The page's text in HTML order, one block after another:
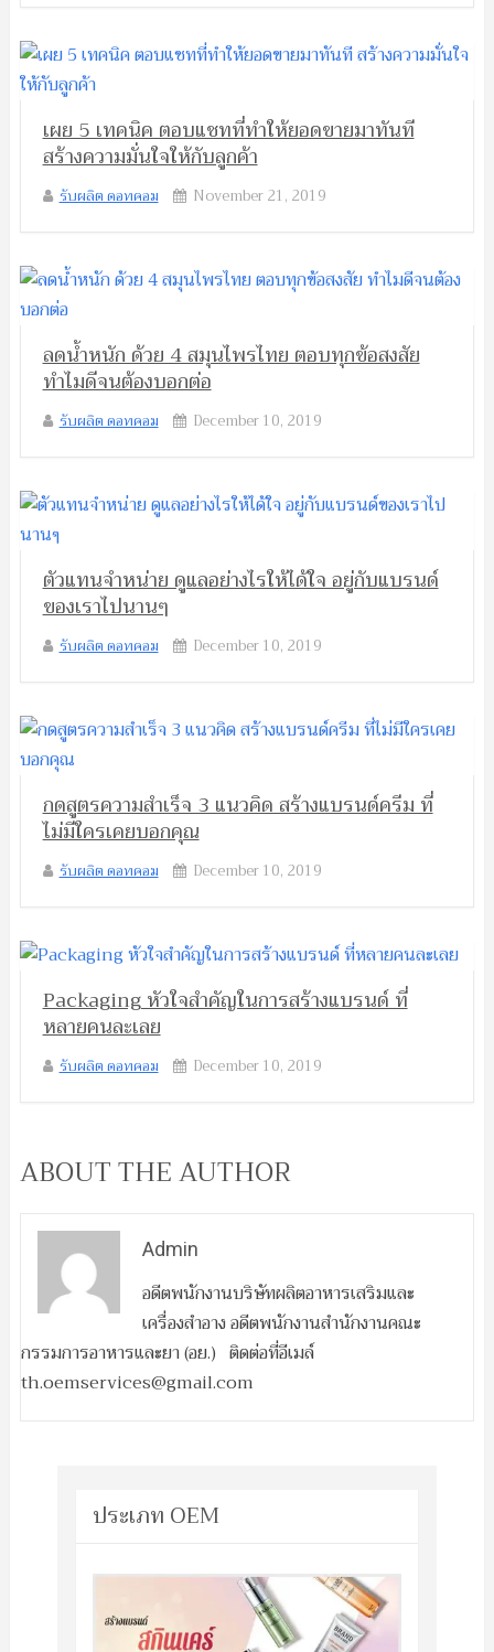
เผย 5 เทคนิค ตอบแชทที่ทำให้ยอดขายมาทันที
สร้างความมั่นใจให้กับลูกค้า
รับผลิต ดอทคอม November 21, 2019
ลดน้ำหนัก ด้วย 4 สมุนไพรไทย ตอบทุกข้อสงสัย
ทำไมดีจนต้องบอกต่อ
รับผลิต ดอทคอม December 10, 2019
ตัวแทนจำหน่าย ดูแลอย่างไรให้ได้ใจ อยู่กับแบรนด์
ของเราไปนานๆ
รับผลิต ดอทคอม December 10, 2019
กดสูตรความสำเร็จ 3 แนวคิด สร้างแบรนด์ครีม ที่
ไม่มีใครเคยบอกคุณ
รับผลิต ดอทคอม December 10, 2019
Packaging หัวใจสำคัญในการสร้างแบรนด์ ที่
หลายคนละเลย
รับผลิต ดอทคอม December 10, 2019
ABOUT THE AUTHOR
Admin
อดีตพนักงานบริษัทผลิตอาหารเสริมและ
เครื่องสำอาง อดีตพนักงานสำนักงานคณะ
กรรมการอาหารและยา (อย.) ติดต่อที่อีเมล์
th.oemservices@gmail.com
ประเภท OEM